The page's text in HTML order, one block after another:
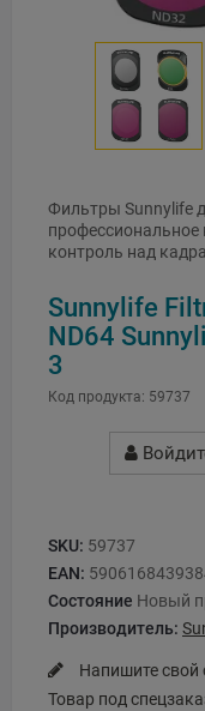
Фильтры Sunnylife
контроль над
Sunnylife
ND64
3
Код продукта: 59737
SKU: 59737
EAN:
Состояние Новый
Производитель:
Напишите свой
Товар под